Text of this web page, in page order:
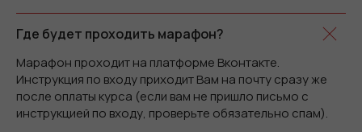
Где будет проходить марафон?
Марафон проходит на платформе Вконтакте.
Инструкция по входу приходит Вам на почту сразу же
после оплаты курса (если вам не пришло письмо с
инструкцией по входу, проверьте обязательно спам).